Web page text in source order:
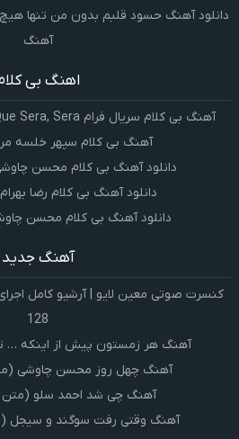
دانلود آهنگ حسود قلبم بدون من تنها
آهنگ
اهنگ بی
آهنگ بی کلام سریال فرام Que Sera, Sera از Jack Jezzro – رایگان
آهنگ بی کلام سپهر خلسه
دانلود آهنگ بی کلام محسن
دانلود آهنگ بی کلام رضا
دانلود آهنگ بی کلام محسن
آهنگ جدید
128
آهنگ هر زمستون پیش از اینکه …
آهنگ چهل روز محسن چاوشی
آهنگ چی شد احمد سلو (متن
آهنگ وقتی رفت سوگند و سیجل